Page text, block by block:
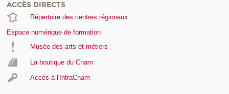
ACCÈS DIRECTS
Répertoire des centres régionaux
Espace numérique de formation
Musée des arts et métiers
La boutique du Cnam
Accès à l'IntraCnam